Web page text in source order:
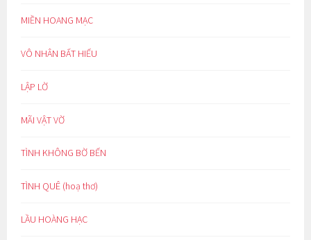
MIỀN HOANG MẠC
VÔ NHÂN BẤT HIẾU
LẬP LỜ
MÃI VẬT VỜ
TÌNH KHÔNG BỜ BẾN
TÌNH QUÊ (hoạ thơ)
LẦU HOÀNG HẠC